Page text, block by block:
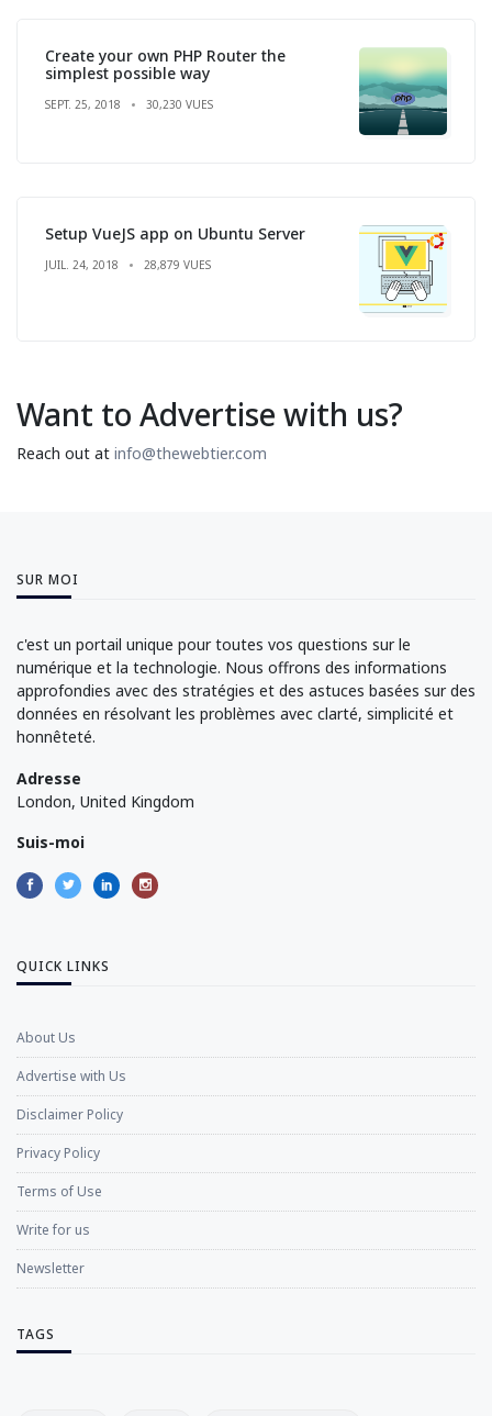
Create your own PHP Router the
simplest possible way
SEPT. 25, 2018 30,230 VUES
Setup VueJS app on Ubuntu Server
JUIL. 24, 2018 28,879 VUES
Want to Advertise with us?
Reach out at info@thewebtier.com
SUR MOI
c'est un portail unique pour toutes vos questions sur le
numérique et la technologie. Nous offrons des informations
approfondies avec des stratégies et des astuces basées sur des
données en résolvant les problèmes avec clarté, simplicité et
honnêteté.
Adresse
London, United Kingdom
Suis-moi
QUICK LINKS
About Us
Advertise with Us
Disclaimer Policy
Privacy Policy
Terms of Use
Write for us
Newsletter
TAGS